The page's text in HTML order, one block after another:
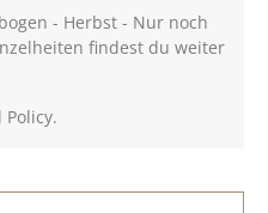
- Herbst - Nur noch
findest du weiter